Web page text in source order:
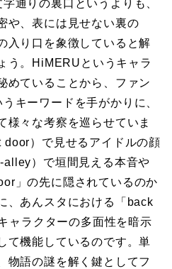
通りの裏口というよりも、
や、表には見せない裏の
入り口を象徴していると解
う。HiMERUというキャラ
めていることから、ファン
キーワードを手がかりに、
様々な考察を巡らせていま
）で見せるアイドルの顔
）で垣間見える本音や
」の先に隠されているのか
、あんスタにおける「back
ャラクターの多面性を暗示
て機能しているのです。単
物語の謎を解く鍵としてフ